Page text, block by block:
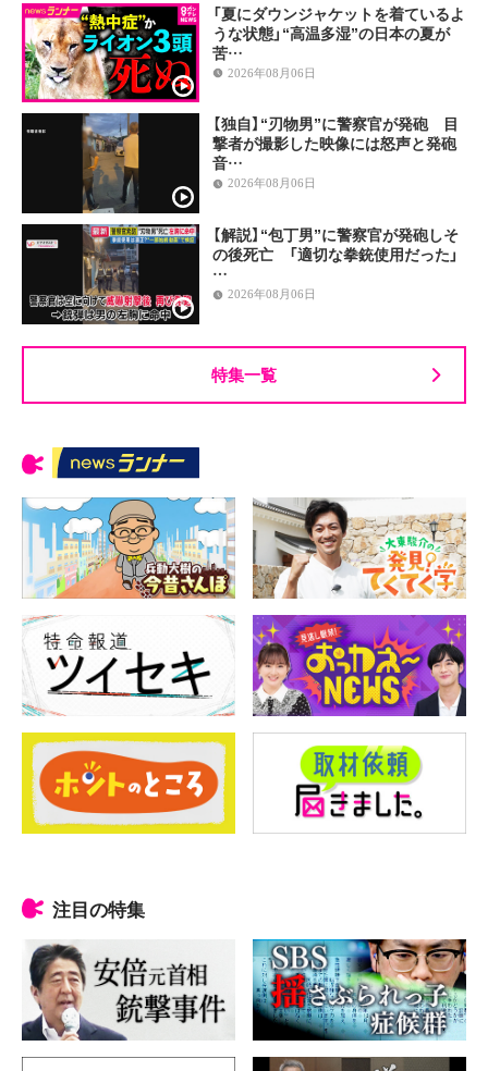
「夏にダウンジャケットを着ているよ
うな状態」“高温多湿”の日本の夏が
苦…
2026年08月06日
【独自】“刃物男”に警察官が発砲 目
撃者が撮影した映像には怒声と発砲
音…
2026年08月06日
【解説】“包丁男”に警察官が発砲しそ
の後死亡 「適切な拳銃使用だった」
…
2026年08月06日
特集一覧
注目の特集